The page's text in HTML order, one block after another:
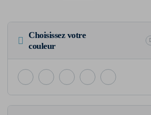
Choisissez votre
couleur